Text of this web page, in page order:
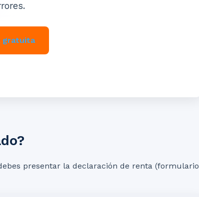
gratuita
presentar la declaración de renta (formulario